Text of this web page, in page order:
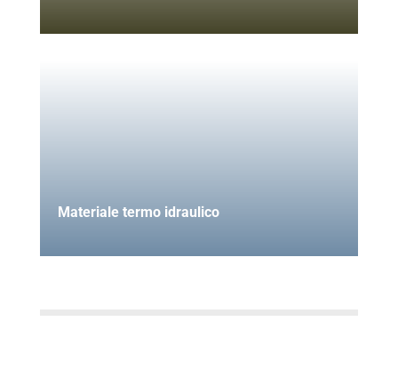
Materiale termo idraulico